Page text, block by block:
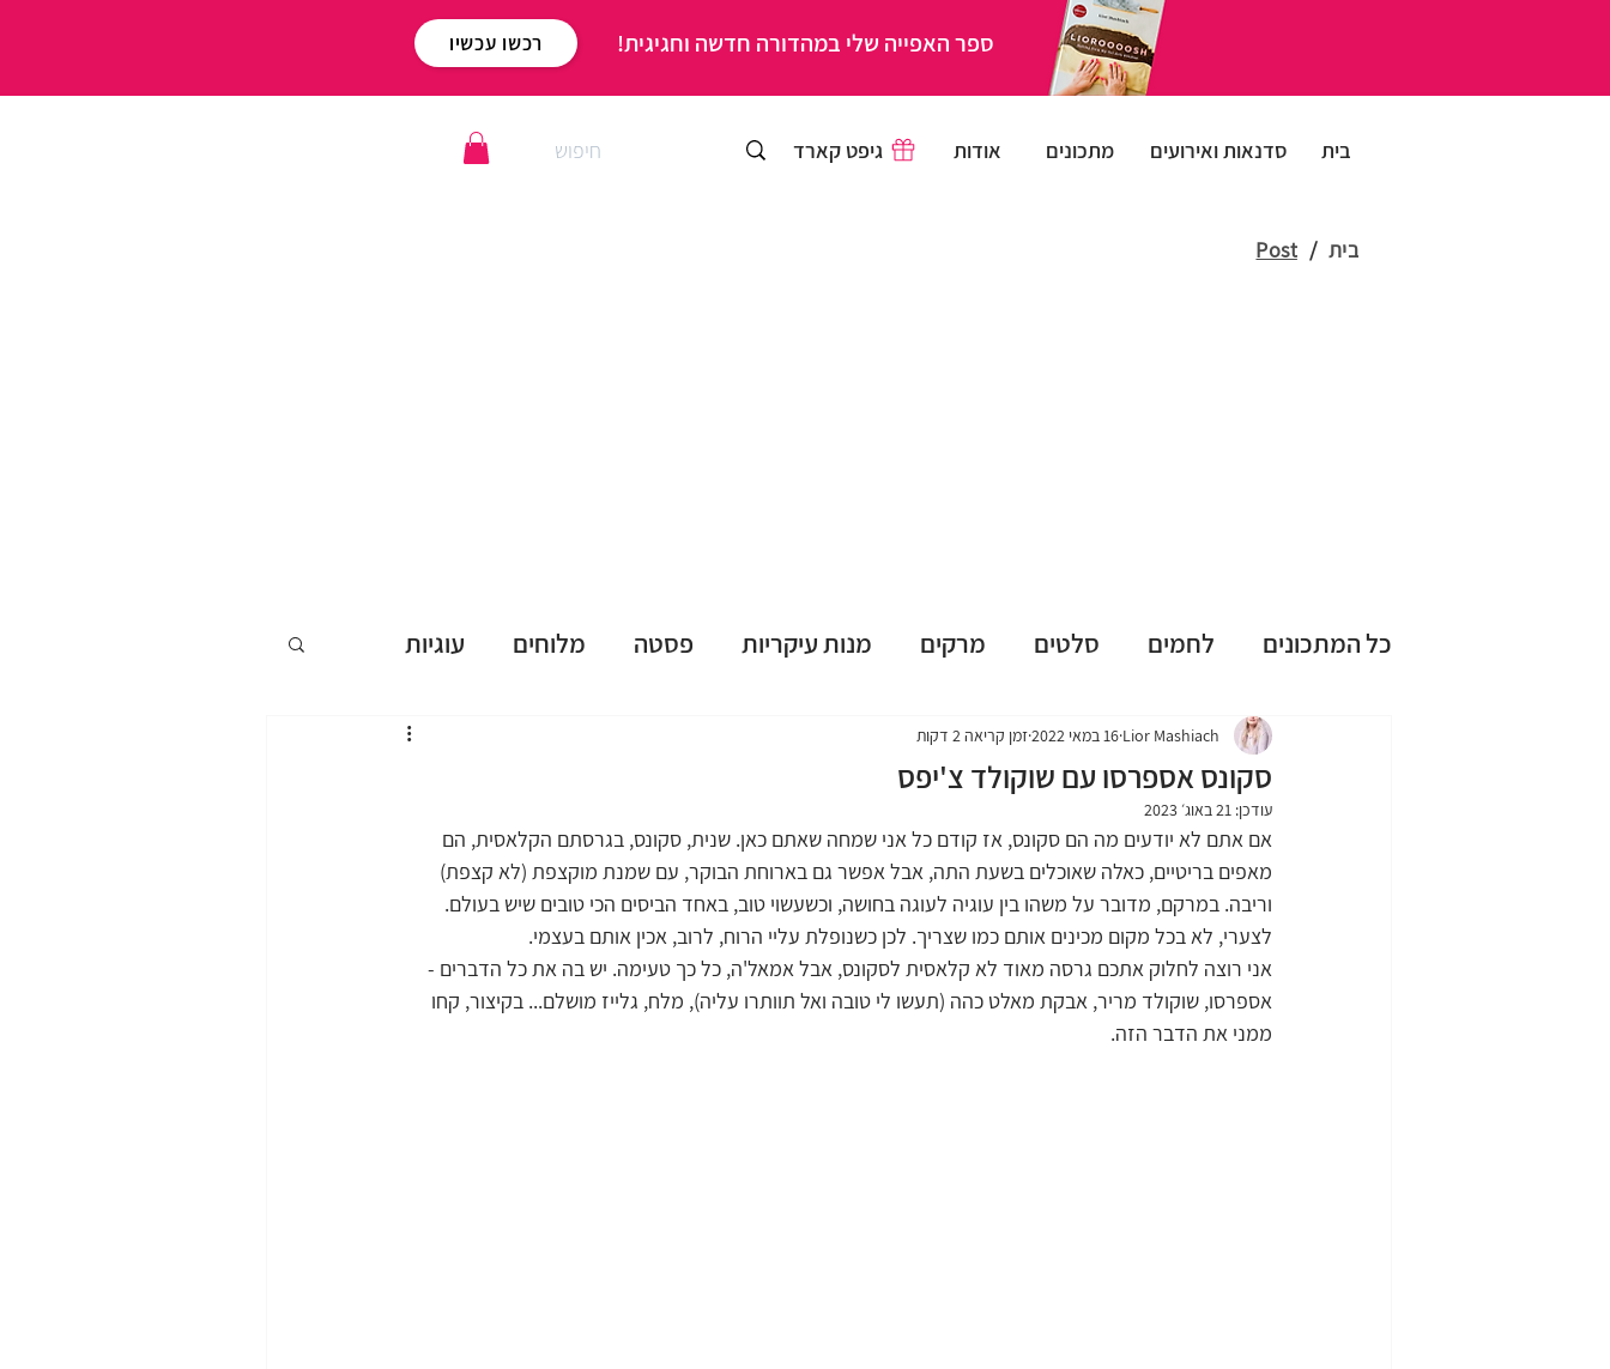
רכשו עכשיו ספר האפייה שלי במהדורה חדשה וחגיגית!
גיפט קארד אודות מתכונים סדנאות ואירועים בית
בית /
Post
כל המתכונים לחמים סלטים מרקים מנות עיקריות פסטה מלוחים עוגיות
עוגות שמרים עוגות בחושות פאי וטארט ללא אפייה
ללא גלוטן ללא מיקסר נומה טבעוני ארוחות בוקר גלידות וקפואים
טיפים וציוד למטבח חגי תשרי חנוכה פורים פסח יום העצמאות
מתכונים אהובים
סקונס אספרסו עם שוקולד צ'יפס
Lior Mashiach 16 במאי 2022 זמן קריאה 2 דקות
עודכן: 21 באוג׳ 2023
אם אתם לא יודעים מה הם סקונס, אז קודם כל אני שמחה שאתם כאן. שנית, סקונס, בגרסתם הקלאסית, הם
מאפים בריטיים, כאלה שאוכלים בשעת התה, אבל אפשר גם בארוחת הבוקר, עם שמנת מוקצפת (לא קצפת)
וריבה. במרקם, מדובר על משהו בין עוגיה לעוגה בחושה, וכשעשוי טוב, באחד הביסים הכי טובים שיש בעולם.
לצערי, לא בכל מקום מכינים אותם כמו שצריך. לכן כשנופלת עליי הרוח, לרוב, אכין אותם בעצמי.
אני רוצה לחלוק אתכם גרסה מאוד לא קלאסית לסקונס, אבל אמאל'ה, כל כך טעימה. יש בה את כל הדברים -
אספרסו, שוקולד מריר, אבקת מאלט כהה (תעשו לי טובה ואל תוותרו עליה), מלח, גלייז מושלם... בקיצור, קחו
ממני את הדבר הזה.